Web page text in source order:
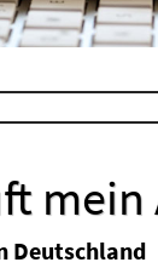
Deutschland